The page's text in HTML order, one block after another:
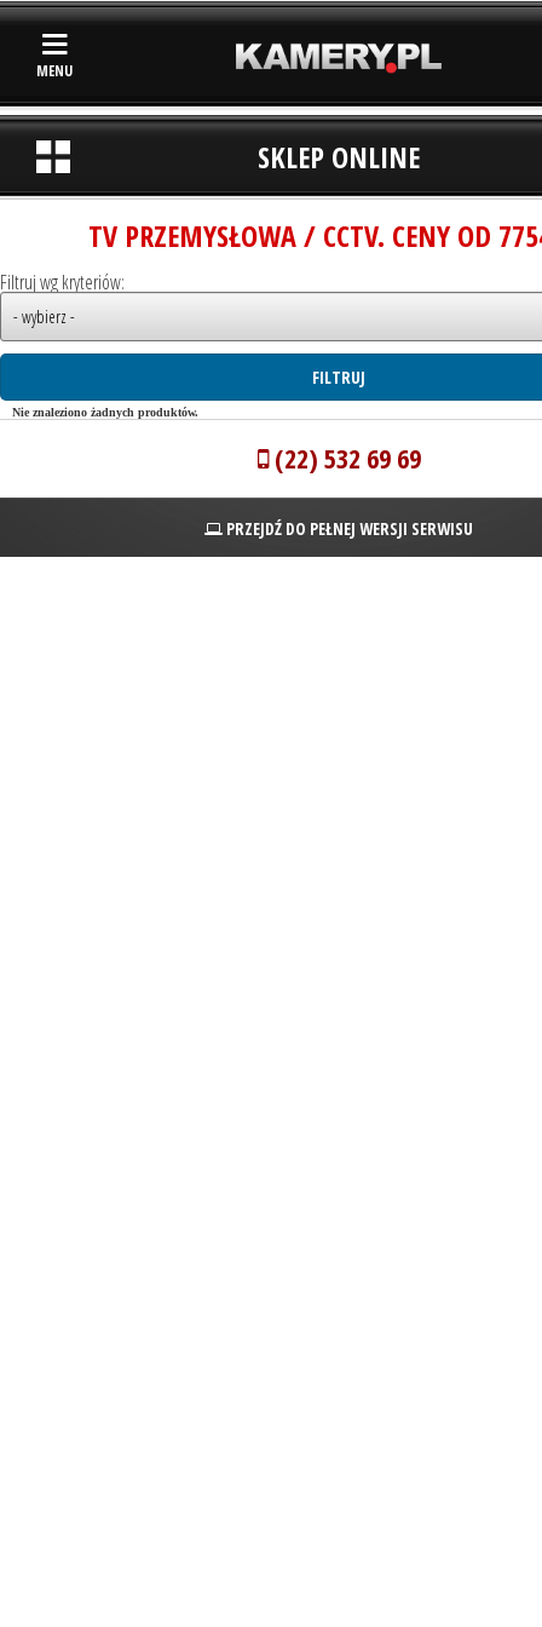
MENU
SKLEP ONLINE
TV PRZEMYSŁOWA / CCTV. CENY OD
Filtruj wg kryteriów:
Nie znaleziono żadnych produktów.
(22) 532 69 69
PRZEJDŹ DO PEŁNEJ WERSJI SERWISU